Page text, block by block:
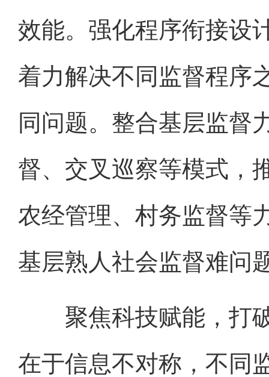
效能。强化程序衔接设
着力解决不同监督程序
同问题。整合基层监督
督、交叉巡察等模式，
农经管理、村务监督等
基层熟人社会监督难问
聚焦科技赋能，打破
在于信息不对称，不同